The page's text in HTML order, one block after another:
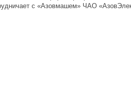
с «Азовмашем» ЧАО